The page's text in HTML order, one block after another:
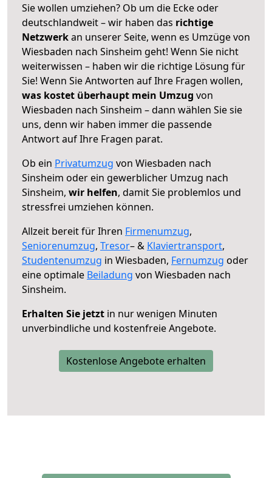
Sie wollen umziehen? Ob um die Ecke oder
deutschlandweit – wir haben das richtige
Netzwerkan unserer Seite, wenn es Umzüge von
Wiesbaden nach Sinsheim geht! Wenn Sie nicht
weiterwissen – haben wir die richtige Lösung für
Sie! Wenn Sie Antworten auf Ihre Fragen wollen,
was kostet überhaupt mein Umzug von
Wiesbaden nach Sinsheim – dann wählen Sie sie
uns, denn wir haben immer die passende
Antwort auf Ihre Fragen parat.
Ob ein Privatumzug von Wiesbaden nach
Sinsheim oder ein gewerblicher Umzug nach
Sinsheim, wir helfen, damit Sie problemlos und
stressfrei umziehen können.
Allzeit bereit für Ihren Firmenumzug,
Seniorenumzug, Tresor– & Klaviertransport,
Studentenumzug in Wiesbaden, Fernumzug oder
eine optimale Beiladung von Wiesbaden nach
Sinsheim.
Erhalten Sie jetzt in nur wenigen Minuten
unverbindliche und kostenfreie Angebote.
Kostenlose Angebote erhalten